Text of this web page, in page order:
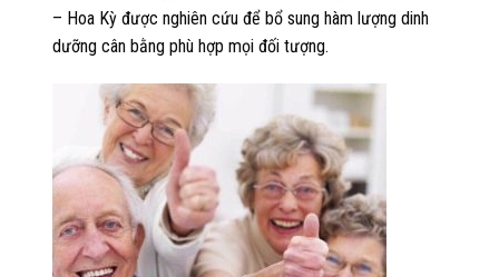
– Hoa Kỳ được nghiên cứu để bổ sung hàm lượng dinh
dưỡng cân bằng phù hợp mọi đối tượng.